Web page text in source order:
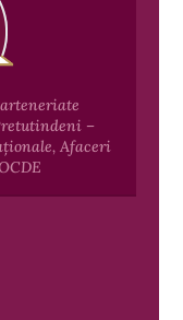
–
Afaceri